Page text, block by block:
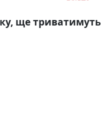
ще триватимуть